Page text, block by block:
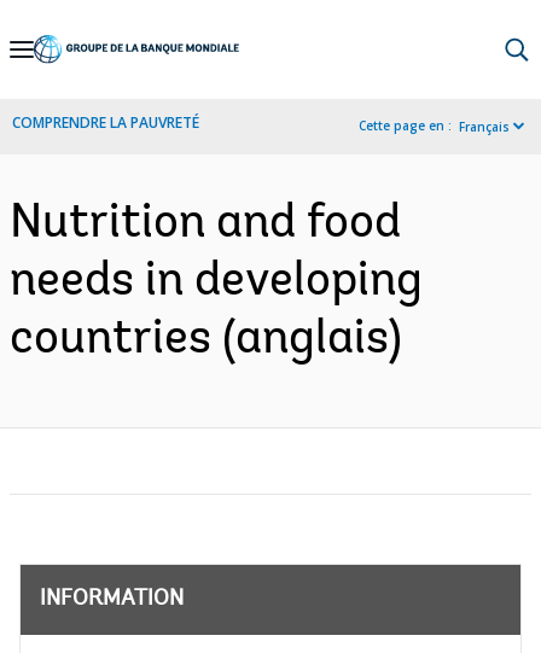
Skip
Navigation
COMPRENDRE LA PAUVRETÉ Cette page en : Français
Nutrition and food
needs in developing
countries (anglais)
INFORMATION